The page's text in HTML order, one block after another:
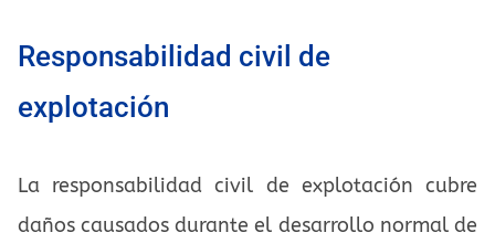
Responsabilidad civil de
explotación
La responsabilidad civil de explotación cubre
daños causados durante el desarrollo normal de